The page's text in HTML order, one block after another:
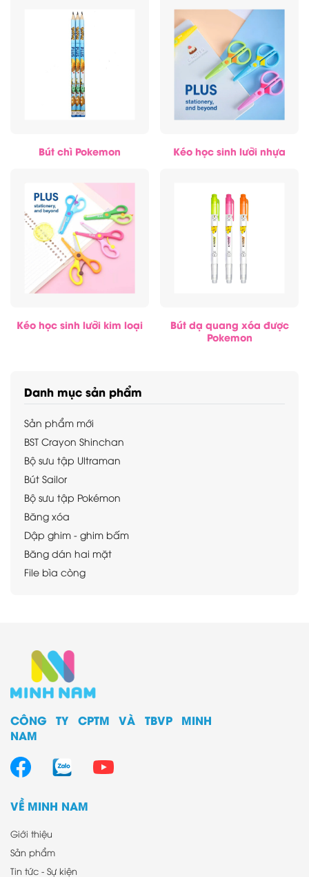
Bút chì Pokemon Kéo học sinh lưỡi nhựa
Kéo học sinh lưỡi kim loại
Bút dạ quang xóa được
Pokemon
Danh mục sản phẩm
Sản phẩm mới
BST Crayon Shinchan
Bộ sưu tập Ultraman
Bút Sailor
Bộ sưu tập Pokémon
Băng xóa
Dập ghim - ghim bấm
Băng dán hai mặt
File bìa còng
Sản phẩm học sinh
Sản phẩm dụng cụ văn phòng khác
Sản phẩm phiên bản giới hạn
CÔNG TY CPTM VÀ TBVP MINH
NAM
VỀ MINH NAM
Giới thiệu
Sản phẩm
Tin tức - Sự kiện